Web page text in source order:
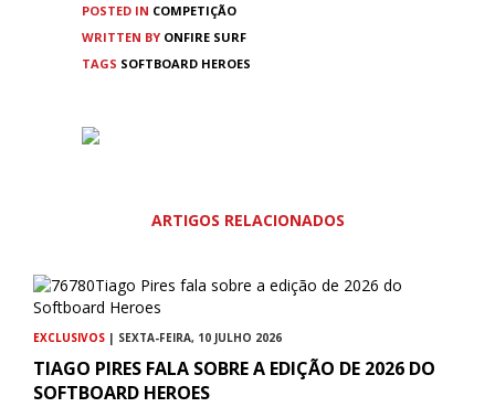
POSTED IN COMPETIÇÃO
WRITTEN BY ONFIRE SURF
TAGS SOFTBOARD HEROES
ARTIGOS RELACIONADOS
EXCLUSIVOS | SEXTA-FEIRA, 10 JULHO 2026
TIAGO PIRES FALA SOBRE A EDIÇÃO DE 2026 DO
SOFTBOARD HEROES